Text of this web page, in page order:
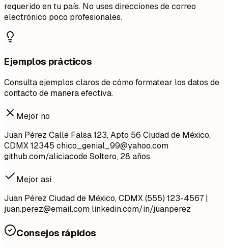
requerido en tu país. No uses direcciones de correo
electrónico poco profesionales.
Ejemplos prácticos
Consulta ejemplos claros de cómo formatear los datos de
contacto de manera efectiva.
Mejor no
Juan Pérez Calle Falsa 123, Apto 56 Ciudad de México,
CDMX 12345 chico_genial_99@yahoo.com
github.com/aliciacode Soltero, 28 años
Mejor así
Juan Pérez Ciudad de México, CDMX (555) 123-4567 |
juan.perez@email.com linkedin.com/in/juanperez
Consejos rápidos